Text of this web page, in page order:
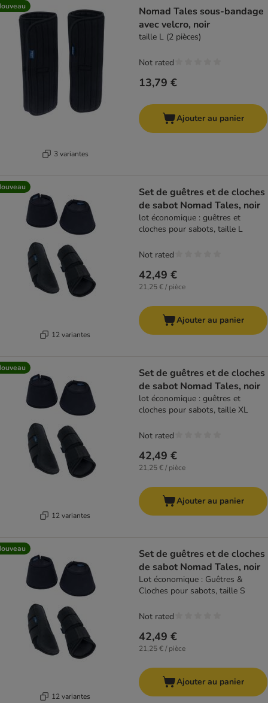
3 variantes
Nomad Tales sous-bandage
avec velcro, noir
taille L (2 pièces)
13,79 €
Not rated
Ajouter au panier
12 variantes
Set de guêtres et de cloches
de sabot Nomad Tales, noir
lot économique : guêtres et
cloches pour sabots, taille L
42,49 €
21,25 € / pièce
Not rated
Ajouter au panier
12 variantes
Set de guêtres et de cloches
de sabot Nomad Tales, noir
lot économique : guêtres et
cloches pour sabots, taille XL
42,49 €
21,25 € / pièce
Not rated
Ajouter au panier
12 variantes
Set de guêtres et de cloches
de sabot Nomad Tales, noir
Lot économique : Guêtres &
Cloches pour sabots, taille S
42,49 €
21,25 € / pièce
Not rated
Ajouter au panier